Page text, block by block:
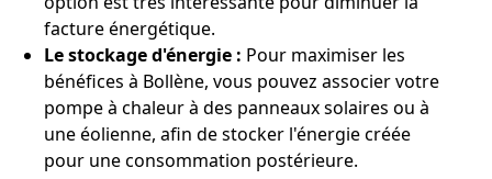
facture énergétique.
Le stockage d'énergie : Pour maximiser les
bénéfices à Bollène, vous pouvez associer votre
pompe à chaleur à des panneaux solaires ou à
une éolienne, afin de stocker l'énergie créée
pour une consommation postérieure.